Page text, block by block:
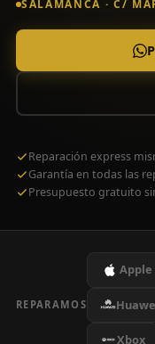
SALAMANCA · C/
Reparación express
Garantía en todas las
Presupuesto gratuito
REPARAMOS
Apple
Xbox